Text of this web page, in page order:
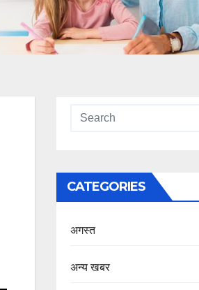
CATEGORIES
अगस्त
अन्य खबर